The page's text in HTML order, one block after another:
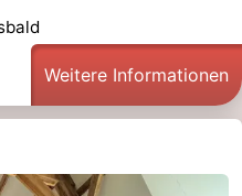
Weitere Informationen